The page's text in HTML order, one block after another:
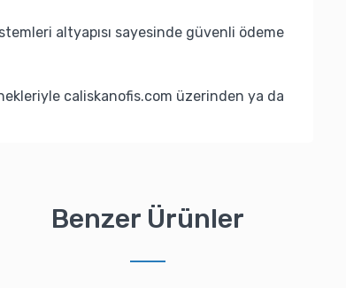
altyapısı sayesinde güvenli ödeme
caliskanofis.com üzerinden ya da
Benzer Ürünler